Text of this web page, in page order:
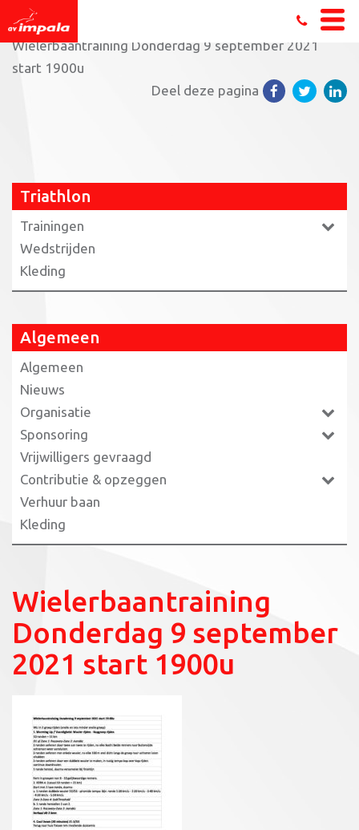
Home»Triathlon Senioren
»
Wielerbaantraining Donderdag 9 september 2021
start 1900u
Deel deze pagina
Triathlon
Trainingen
Wedstrijden
Kleding
Algemeen
Algemeen
Nieuws
Organisatie
Sponsoring
Vrijwilligers gevraagd
Contributie & opzeggen
Verhuur baan
Kleding
Wielerbaantraining
Donderdag 9 september
2021 start 1900u